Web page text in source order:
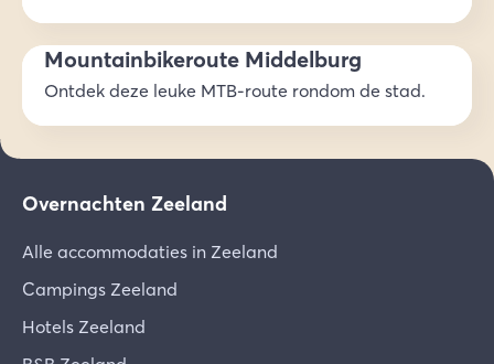
Mountainbikeroute Middelburg
Ontdek deze leuke MTB-route rondom de stad.
Overnachten Zeeland
Alle accommodaties in Zeeland
Campings Zeeland
Hotels Zeeland